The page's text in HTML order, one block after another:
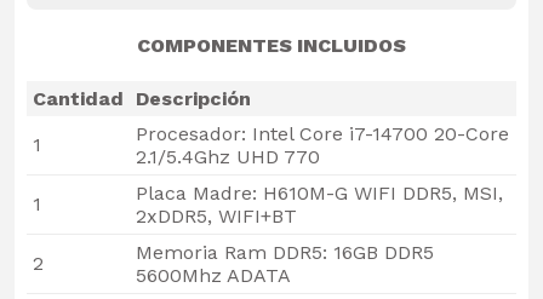
COMPONENTES INCLUIDOS
Cantidad
Descripción
1
Procesador: Intel Core i7-14700 20-Core
2.1/5.4Ghz UHD 770
1
Placa Madre: H610M-G WIFI DDR5, MSI,
2xDDR5, WIFI+BT
2
Memoria Ram DDR5: 16GB DDR5
5600Mhz ADATA